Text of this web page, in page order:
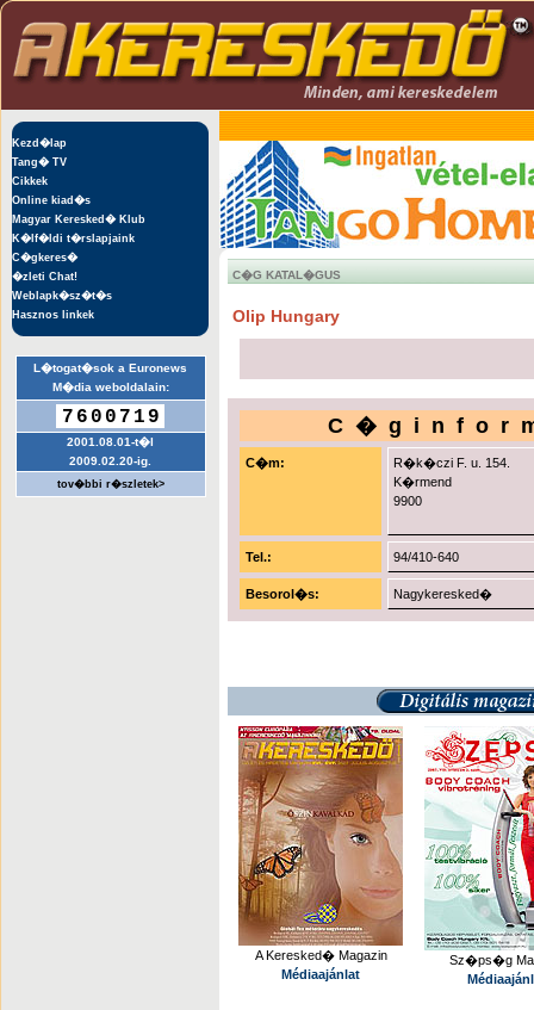
Kezd�lap
Tang� TV
Cikkek
Online kiad�s
Magyar Keresked� Klub
K�lf�ldi t�rslapjaink
C�gkeres�
�zleti Chat!
Weblapk�sz�t�s
Hasznos linkek
L�togat�sok a Euronews
M�dia weboldalain:
7600719
2001.08.01-t�l
2009.02.20-ig.
tov�bbi r�szletek>
C�G KATAL�GUS
Olip Hungary
C�m:
R�k�czi F. u. 154.
K�rmend
9900
Tel.: 94/410-640
Besorol�s: Nagykeresked�
A Keresked� Magazin
Médiaajánlat
Sz�ps�g